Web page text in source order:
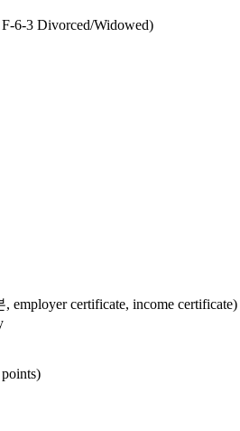
6-3 Divorced/Widowed)
employer certificate, income certificate)